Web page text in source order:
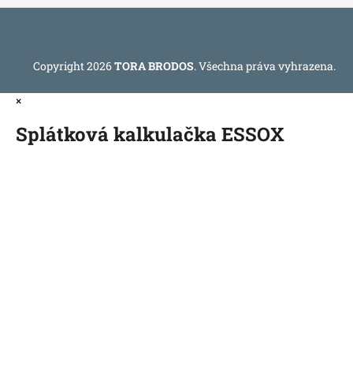
Copyright 2026TORA BRODOS. Všechna práva vyhrazena.
×
Splátková kalkulačka ESSOX